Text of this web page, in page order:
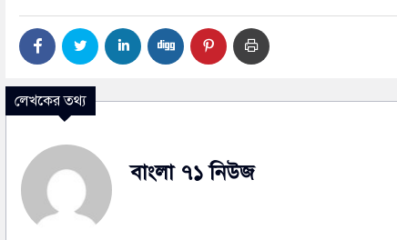
লেখকের তথ্য
বাংলা ৭১ নিউজ